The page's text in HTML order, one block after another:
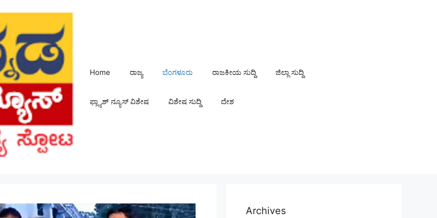
Home ರಾಜ್ಯ ಬೆಂಗಳೂರು ರಾಜಕೀಯ ಸುದ್ದಿ ಜಿಲ್ಲಾ ಸುದ್ದಿ
ಫ್ಲ್ಯಾಶ್ ನ್ಯೂಸ್ ವಿಶೇಷ ವಿಶೇಷ ಸುದ್ದಿ ದೇಶ
Archives